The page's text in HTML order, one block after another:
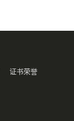
证书荣誉